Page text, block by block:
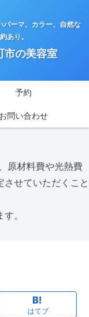
パーマ、カラー、自然な
あり。
市の美容室
予約
お問い合わせ
原材料費や光熱費
せていただくこと
。
はてブ